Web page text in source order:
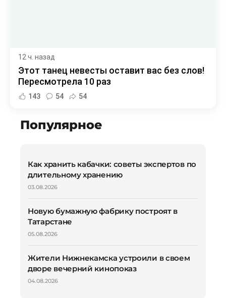
12 ч. назад
Этот танец невесты оставит вас без слов!
Пересмотрела 10 раз
143 54 54
Популярное
Как хранить кабачки: советы экспертов по
длительному хранению
03.08.2026
Новую бумажную фабрику построят в
Татарстане
05.08.2026
Жители Нижнекамска устроили в своем
дворе вечерний кинопоказ
04.08.2026